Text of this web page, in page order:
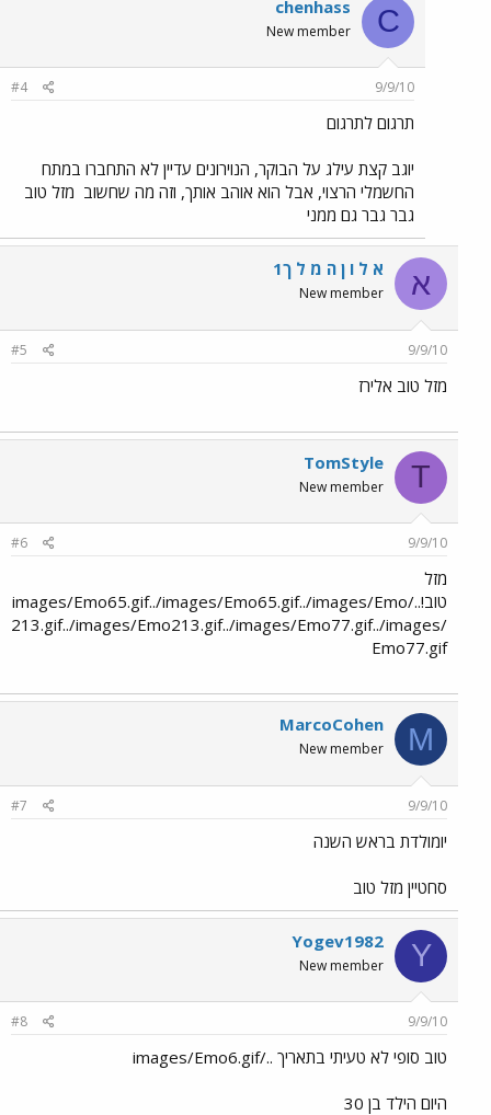
C
chenhass
New member
9/9/10
#4
תרגום לתרגום
יוגב קצת עילג על הבוקר, הנוירונים עדיין לא התחברו במתח
החשמלי הרצוי, אבל הוא אוהב אותך, וזה מה שחשוב מזל טוב
גבר גבר גם ממני
א א ל ו ן ה מ ל ך1
New member
9/9/10
#5
מזל טוב אלירז
T
TomStyle
New member
9/9/10
#6
מזל
טוב!../images/Emo65.gif../images/Emo65.gif../images/Emo
213.gif../images/Emo213.gif../images/Emo77.gif../images/
Emo77.gif
M
MarcoCohen
New member
9/9/10
#7
יומולדת בראש השנה
סחטיין מזל טוב
Y
Yogev1982
New member
9/9/10
#8
טוב סופי לא טעיתי בתאריך ../images/Emo6.gif
היום הילד בן 30